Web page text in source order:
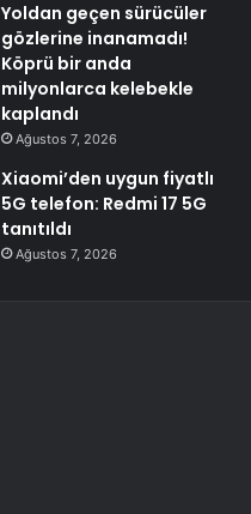
Yoldan geçen sürücüler
gözlerine inanamadı!
Köprü bir anda
milyonlarca kelebekle
kaplandı
Ağustos 7, 2026
Xiaomi’den uygun fiyatlı
5G telefon: Redmi 17 5G
tanıtıldı
Ağustos 7, 2026